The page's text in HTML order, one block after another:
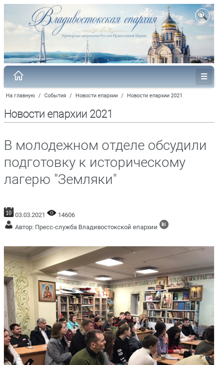
На главную / События / Новости епархии / Новости епархии 2021
Новости епархии 2021
В молодежном отделе обсудили
подготовку к историческому
лагерю "Земляки"
03.03.2021
14606
Автор: Пресс-служба Владивостокской епархии